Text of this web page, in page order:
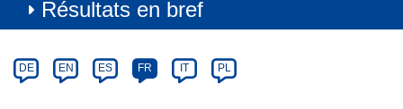
Résultats en bref
Category
Article
available
DE EN ES FR IT PL